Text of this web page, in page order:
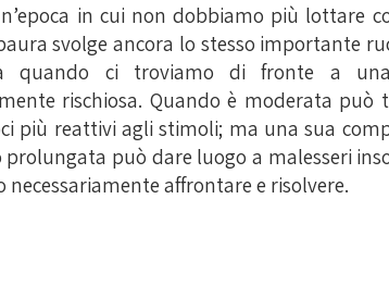
in cui non dobbiamo più lottare
svolge ancora lo stesso importante
quando ci troviamo di fronte a una
rischiosa. Quando è moderata può
più reattivi agli stimoli; ma una sua
prolungata può dare luogo a malesseri
necessariamente affrontare e risolvere.